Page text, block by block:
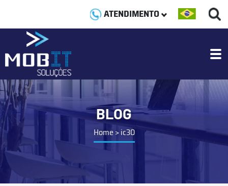
ATENDIMENTO
BLOG
Home > ic30